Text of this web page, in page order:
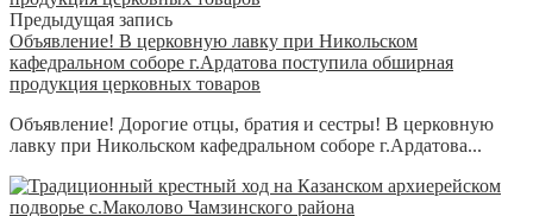
Предыдущая запись
Объявление! В церковную лавку при Никольском
кафедральном соборе г.Ардатова поступила обширная
продукция церковных товаров
Объявление! Дорогие отцы, братия и сестры! В церковную
лавку при Никольском кафедральном соборе г.Ардатова...